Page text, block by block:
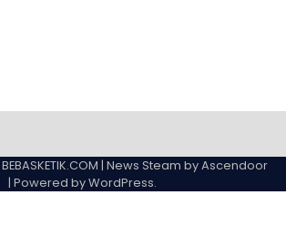
BEBASKETIK.COM | News Steam byAscendoor
| Powered byWordPress.